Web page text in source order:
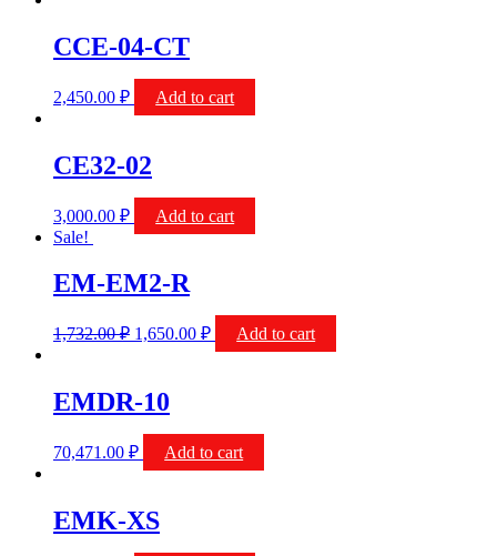
CCE-04-CT
2,450.00 ₽ Add to cart
CE32-02
3,000.00 ₽
Add to cart
Sale!
EM-EM2-R
1,732.00₽ 1,650.00 ₽ Add to cart
EMDR-10
70,471.00 ₽ Add to cart
EMK-XS